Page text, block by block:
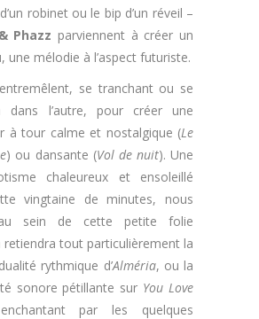
robinet ou le bip d’un réveil –
Phazz parviennent à créer un
une mélodie à l’aspect futuriste.
se tranchant ou se
dans l’autre, pour créer une
à tour calme et nostalgique (Le
) ou dansante (Vol de nuit). Une
chaleureux et ensoleillé
vingtaine de minutes, nous
sein de cette petite folie
retiendra tout particulièrement la
rythmique d’Alméria, ou la
sonore pétillante sur You Love
par les quelques